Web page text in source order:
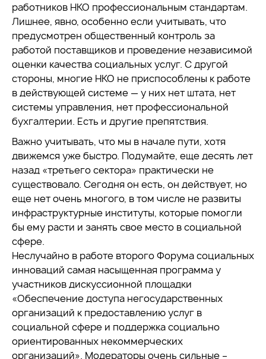
работников НКО профессиональным стандартам.
Лишнее, явно, особенно если учитывать, что
предусмотрен общественный контроль за
работой поставщиков и проведение независимой
оценки качества социальных услуг. С другой
стороны, многие НКО не приспособлены к работе
в действующей системе — у них нет штата, нет
системы управления, нет профессиональной
бухгалтерии. Есть и другие препятствия.
Важно учитывать, что мы в начале пути, хотя
движемся уже быстро. Подумайте, еще десять лет
назад «третьего сектора» практически не
существовало. Сегодня он есть, он действует, но
еще нет очень многого, в том числе не развиты
инфраструктурные институты, которые помогли
бы ему расти и занять свое место в социальной
сфере.
Неслучайно в работе второго Форума социальных
инноваций самая насыщенная программа у
участников дискуссионной площадки
«Обеспечение доступа негосударственных
организаций к предоставлению услуг в
социальной сфере и поддержка социально
ориентированных некоммерческих
организаций». Модераторы очень сильные –